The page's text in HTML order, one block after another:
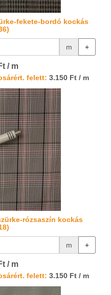
fekete-bordó kockás
m +
/ m
felett: 3.150 Ft / m
rózsaszín kockás
m +
/ m
felett: 3.150 Ft / m